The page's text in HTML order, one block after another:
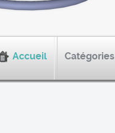
Accueil Catégories